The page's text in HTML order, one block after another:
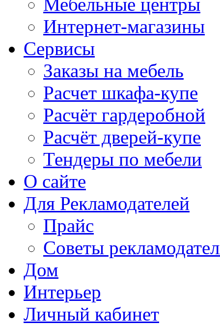
Интернет-магазины
Сервисы
Заказы на мебель
Расчет шкафа-купе
Расчёт гардеробной
Расчёт дверей-купе
Тендеры по мебели
О сайте
Для Рекламодателей
Прайс
Советы
Дом
Интерьер
Личный кабинет